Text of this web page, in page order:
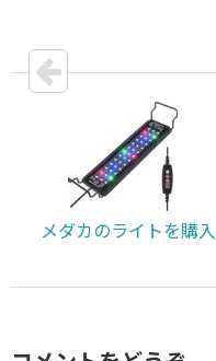
メダカのライトを購入